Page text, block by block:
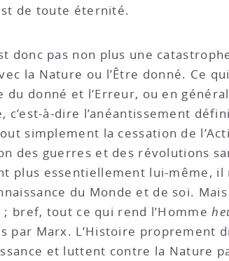
de toute éternité.
donc pas non plus une
la Nature ou l’Être donné. Ce
du donné et l’Erreur, ou en
c’est-à-dire l’anéantissement
simplement la cessation de
des guerres et des révolutions
plus essentiellement lui-même, il
du Monde et de soi.
; bref, tout ce qui rend l’Homme
par Marx. L’Histoire proprement
et luttent contre la Nature